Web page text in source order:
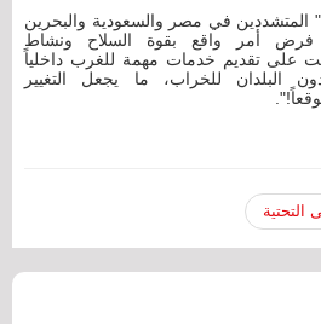
المتشددين في مصر والسعودية والبحرين
فرض أمر واقع بقوة السلاح ونشاط
على تقديم خدمات مهمة للغرب داخلياً
البلدان للخراب، ما يجعل التغيير
التحتية